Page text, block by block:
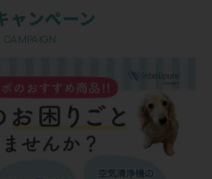
ャンペーン
CAMPAIGN